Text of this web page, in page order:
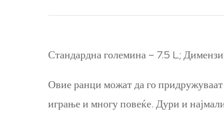
Стандардна големина – 7.5 L;
Овие ранци можат да го
играње и многу повеќе. Дури и